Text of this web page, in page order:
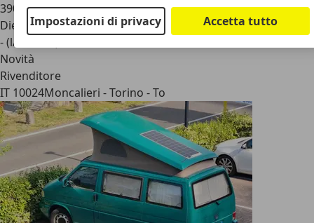
390.000 km
Diesel
- (l/100 km)
Novità
Rivenditore
IT 10024Moncalieri - Torino - To
Impostazioni di privacy Accetta tutto